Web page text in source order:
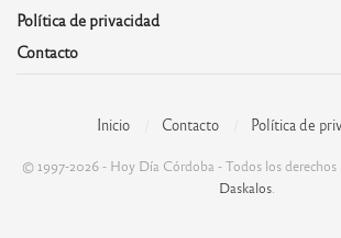
Política de privacidad
Contacto
Inicio Contacto Política de
© 1997-2026 - Hoy Día Córdoba - Todos los derechos
Daskalos.